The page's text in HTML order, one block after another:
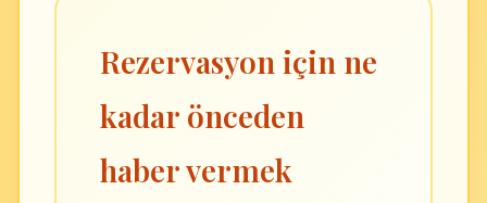
Rezervasyon için ne
kadar önceden
haber vermek